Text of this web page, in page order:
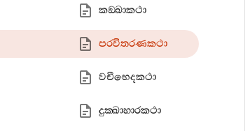
කඞ‍්ඛාකථා
පරවිතරණකථා
වචීභෙදකථා
දුක‍්ඛාහාරකථා